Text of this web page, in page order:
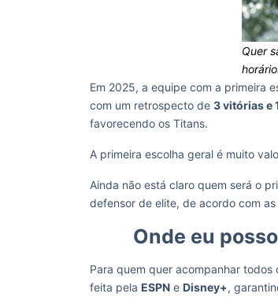
Quer
Em 2025, a equipe com a primeira
com um retrospecto de 3 vitórias e
favorecendo os Titans.
A primeira escolha geral é muito
Ainda não está claro quem será o
defensor de elite, de acordo com
Onde eu
Para quem quer acompanhar
feita pela ESPN e Disney+,